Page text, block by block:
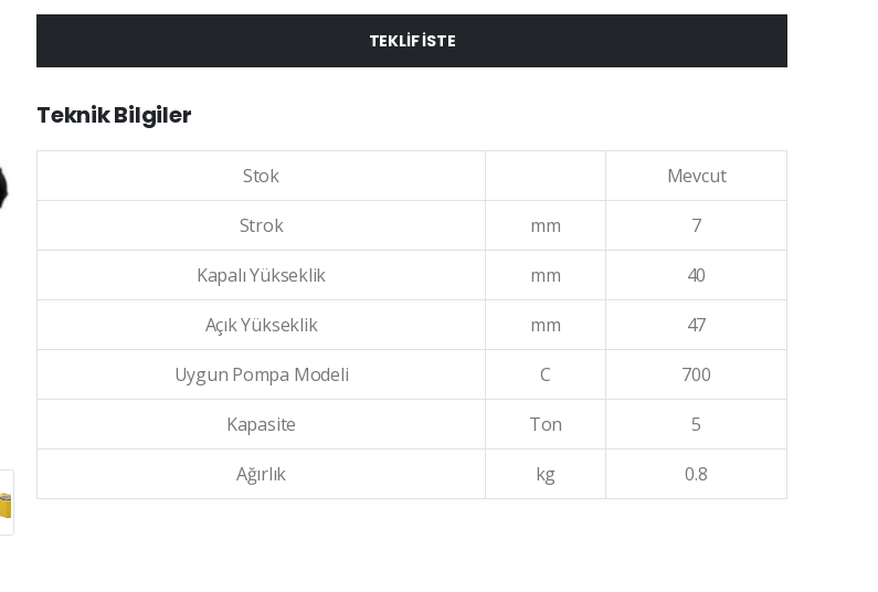
TEKLIF ISTE
Teknik Bilgiler
Stok Mevcut
Strok mm 7
Kapalı Yükseklik mm 40
Açık Yükseklik mm 47
Uygun Pompa Modeli C 700
Kapasite Ton 5
Ağırlık kg 0.8